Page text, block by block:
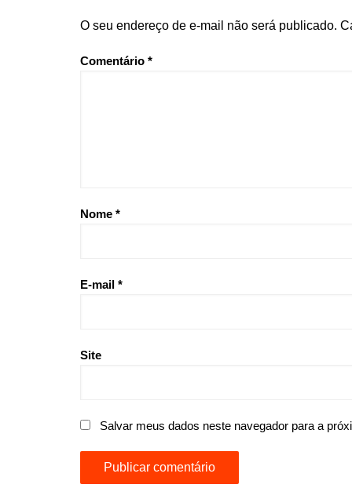
O seu endereço de e-mail não será publicado.
Comentário *
Nome *
E-mail *
Site
Salvar meus dados neste navegador para a